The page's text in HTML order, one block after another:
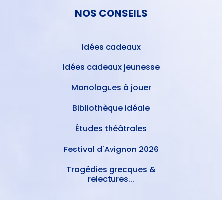
NOS CONSEILS
Idées cadeaux
Idées cadeaux jeunesse
Monologues à jouer
Bibliothèque idéale
Études théâtrales
Festival d'Avignon 2026
Tragédies grecques &
relectures...